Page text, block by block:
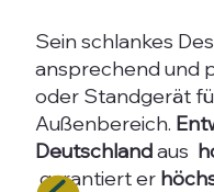
Sein schlankes
ansprechend und
oder Standgerät
Außenbereich.
Deutschlandaus
garantiert er